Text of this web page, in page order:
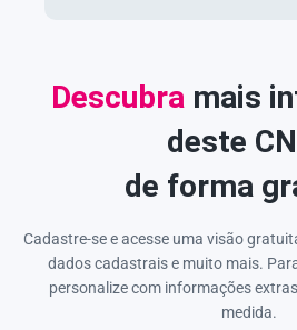
Descubra mais
deste
de forma
Cadastre-se e acesse uma visão
dados cadastrais e muito mais.
personalize com informações
medida.